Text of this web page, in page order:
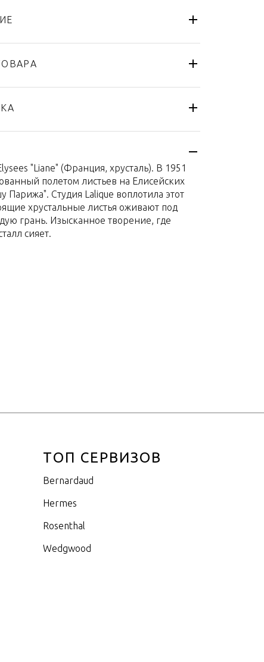
Champs-Elysees
Франция
133х35см"Liane" (Франция, хрусталь). В 1951
полетом листьев на Елисейских
Парижа". Студия Lalique воплотила этот
хрустальные листья оживают под
грань. Изысканное творение, где
сияет.
ТОП СЕРВИЗОВ
Bernardaud
Hermes
Rosenthal
Wedgwood